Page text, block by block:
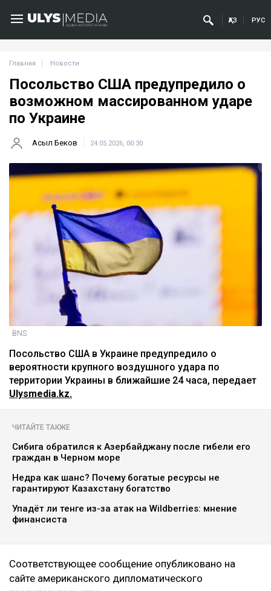
ҚАЗ РУС
Главная Новости
Посольство США предупредило о
возможном массированном ударе
по Украине
Асыл Беков 24.05.2026, 00:30
BNS
Посольство США в Украине предупредило о
вероятности крупного воздушного удара по
территории Украины в ближайшие 24 часа, передает
Ulysmedia.kz.
ЧИТАЙТЕ ТАКЖЕ
Сибига обратился к Азербайджану после гибели его
граждан в Черном море
Недра как шанс? Почему богатые ресурсы не
гарантируют Казахстану богатство
Упадёт ли тенге из-за атак на Wildberries: мнение
финансиста
Соответствующее сообщение опубликовано на
сайте американского дипломатического